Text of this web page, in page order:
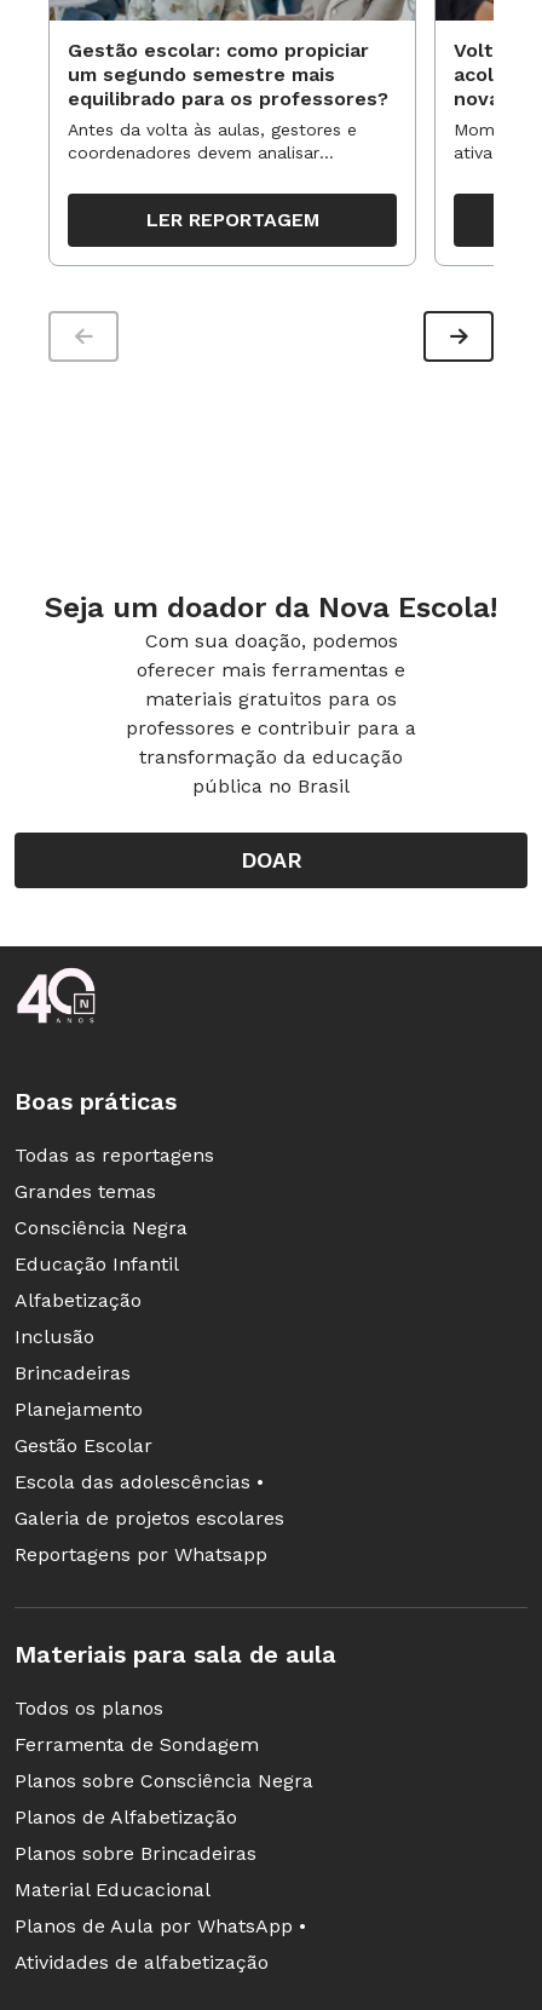
Gestão escolar: como propiciar
um segundo semestre mais
equilibrado para os professores?
Antes da volta às aulas, gestores e
coordenadores devem analisar
organizar ações para orientar o
trabalho pedagógico ao longo do
período
LER REPORTAGEM
Volta às
novas
ativa
propostas
Seja um doador da Nova Escola!
Com sua doação, podemos
oferecer mais ferramentas e
materiais gratuitos para os
professores e contribuir para a
transformação da educação
pública no Brasil
DOAR
Rodapé da Nova Escola
Boas práticas
Todas as reportagens
Grandes temas
Consciência Negra
Educação Infantil
Alfabetização
Inclusão
Brincadeiras
Planejamento
Gestão Escolar
Escola das adolescências •
Galeria de projetos escolares
Reportagens por Whatsapp
Materiais para sala de aula
Todos os planos
Ferramenta de Sondagem
Planos sobre Consciência Negra
Planos de Alfabetização
Planos sobre Brincadeiras
Material Educacional
Planos de Aula por WhatsApp •
Atividades de alfabetização